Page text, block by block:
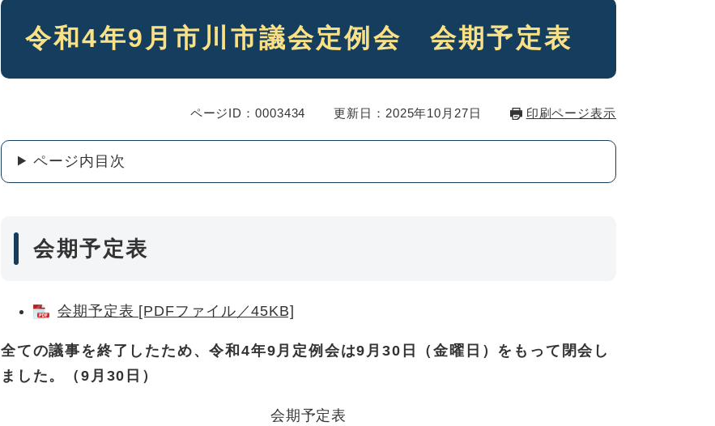
本
令和4年9月市川市議会定例会 会期予定表
ページID：0003434 更新日：2025年10月27日 印刷ページ表示
ページ内目次
会期予定表
会期予定表 [PDFファイル／45KB]
全ての議事を終了したため、令和4年9月定例会は9月30日（金曜日）をもって閉会し
ました。（9月30日）
会期予定表